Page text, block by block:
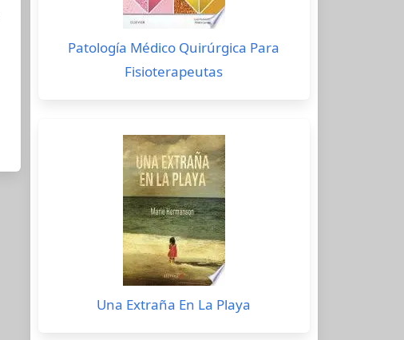
Patología Médico Quirúrgica Para
Fisioterapeutas
Una Extraña En La Playa